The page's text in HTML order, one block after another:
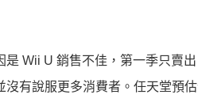
是 Wii U 銷售不佳，第一季只賣
沒有說服更多消費者。任天堂預